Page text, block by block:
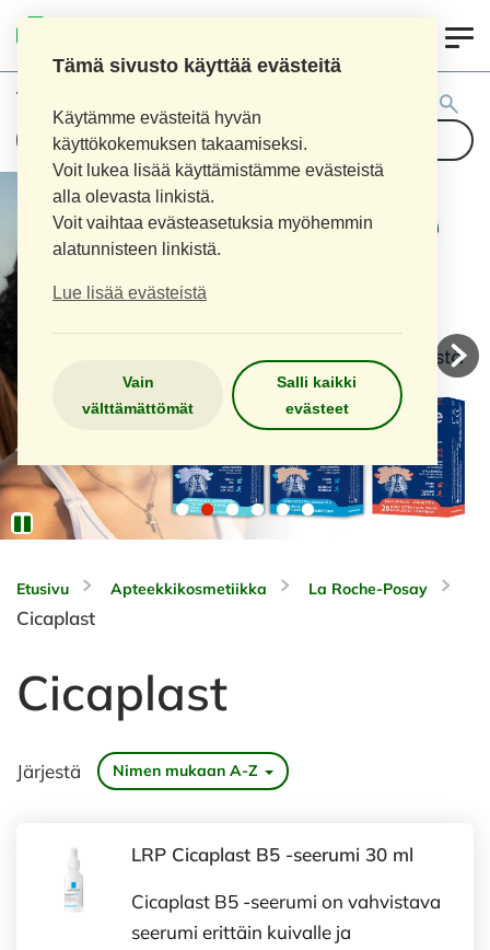
Tämä sivusto käyttää evästeitä
Käytämme evästeitä hyvän
käyttökokemuksen takaamiseksi.
Voit lukea lisää käyttämistämme evästeistä
alla olevasta linkistä.
Voit vaihtaa evästeasetuksia myöhemmin
alatunnisteen linkistä.
Lue lisää evästeistä
Vain
välttämättömät
Salli kaikki
evästeet
Tuotehaku:
Etusivu Apteekkikosmetiikka La Roche-Posay
Cicaplast
Cicaplast
Järjestä Nimen mukaan A-Z
LRP Cicaplast B5 -seerumi 30 ml
Cicaplast B5 -seerumi on vahvistava
seerumi erittäin kuivalle ja